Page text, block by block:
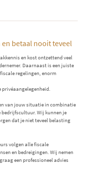
betaal nooit teveel
en kost ontzettend veel
Daarnaast is een juiste
regelingen, enorm
van jouw situatie in combinatie
Wij kunnen je
dat je niet teveel belasting
volgen alle fiscale
en bedreigingen. Wij nemen
een professioneel advies